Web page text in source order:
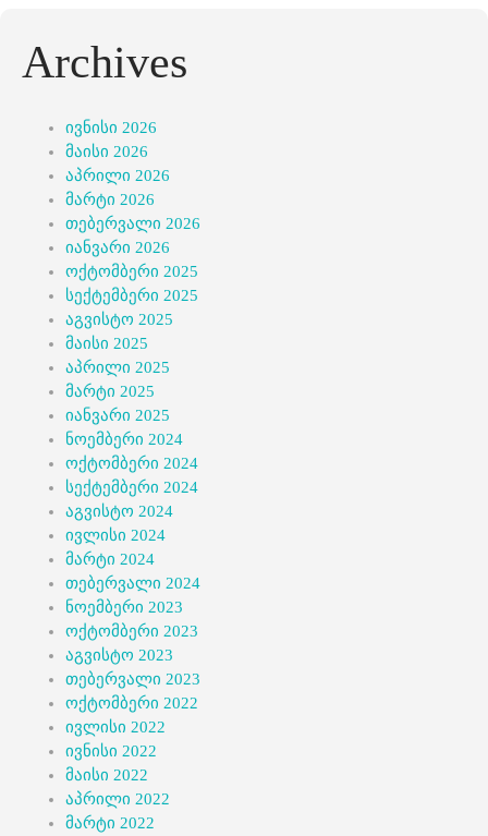
Archives
ივნისი 2026
მაისი 2026
აპრილი 2026
მარტი 2026
თებერვალი 2026
იანვარი 2026
ოქტომბერი 2025
სექტემბერი 2025
აგვისტო 2025
მაისი 2025
აპრილი 2025
მარტი 2025
იანვარი 2025
ნოემბერი 2024
ოქტომბერი 2024
სექტემბერი 2024
აგვისტო 2024
ივლისი 2024
მარტი 2024
თებერვალი 2024
ნოემბერი 2023
ოქტომბერი 2023
აგვისტო 2023
თებერვალი 2023
ოქტომბერი 2022
ივლისი 2022
ივნისი 2022
მაისი 2022
აპრილი 2022
მარტი 2022